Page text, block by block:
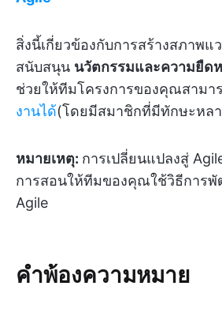
สิ่งนี้เกี่ยวข้องกับการสร้างสภาพแ
สนับสนุน นวัตกรรมและความยืด
ช่วยให้ทีมโครงการของคุณสามา
งานได้(โดยมีสมาชิกที่มีทักษะหล
หมายเหตุ: การเปลี่ยนแปลงสู่
การสอนให้ทีมของคุณใช้วิธีการ
Agile
คำพ้องความหมาย